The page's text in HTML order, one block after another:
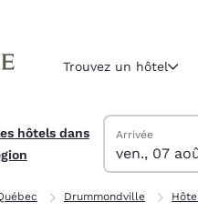
Région et lieu
Français
Trouvez un hôtel
hôtels dans
Trouver des
vendredi 7
Arrivée
ven., 07
samedi 8 août
samedi 8
vendredi 7
Drummondville